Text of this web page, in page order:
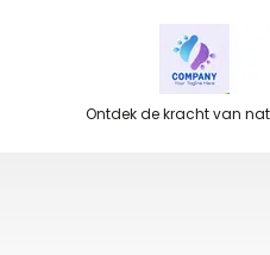
Ontdek de kracht van